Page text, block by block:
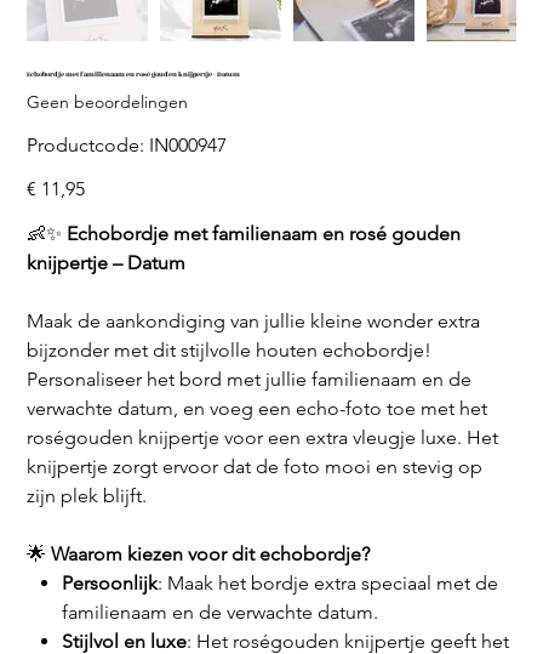
Echobordje met familienaam en rosé gouden knijpertje - Datum
Geen beoordelingen
Productcode: Productcode
IN000947
IN000947
Prijs
€ 11,95
👶✨ Echobordje met familienaam en rosé gouden
knijpertje – Datum
Maak de aankondiging van jullie kleine wonder extra
bijzonder met dit stijlvolle houten echobordje!
Personaliseer het bord met jullie familienaam en de
verwachte datum, en voeg een echo-foto toe met het
roségouden knijpertje voor een extra vleugje luxe. Het
knijpertje zorgt ervoor dat de foto mooi en stevig op
zijn plek blijft.
🌟Waarom kiezen voor dit echobordje?
Persoonlijk: Maak het bordje extra speciaal met de
familienaam en de verwachte datum.
Stijlvol en luxe: Het roségouden knijpertje geeft het